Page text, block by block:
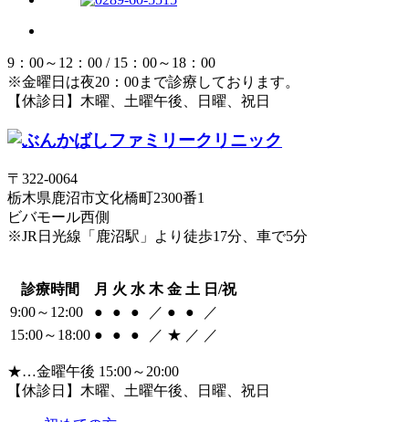
9：00～12：00 / 15：00～18：00
※金曜日は夜20：00まで診療しております。
【休診日】木曜、土曜午後、日曜、祝日
〒322-0064
栃木県鹿沼市文化橋町2300番1
ビバモール西側
※JR日光線「鹿沼駅」より徒歩17分、車で5分
診療時間 月 火 水 木 金 土 日/祝
9:00～12:00
● ● ● ／ ● ●
／
15:00～18:00 ● ● ● ／ ★ ／ ／
★…金曜午後 15:00～20:00
【休診日】木曜、土曜午後、日曜、祝日